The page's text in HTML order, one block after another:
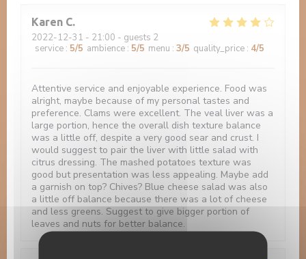
Karen C
2022-12-31 - 21:00 - guests 2
service : 5/5 ambience : 5/5 menu : 3/5 quality_price : 4/5
Attentive service and enjoyable experience. Food was
alright, maybe because of my personal tastes and
preference. Clams were excellent. The veal liver was a
large portion, hence the overall dish texture balance
was a little off, despite a very good sear and crust. I
would suggest to pair the liver with little salad with
citrus dressing. The mashed potatoes texture was
good but presentation was less appealing. Maybe add
a garnish on top? Chives? Blue cheese salad was also
a little off balance because there was a lot of cheese
and less greens. Suggest to give bigger portion of
leaves and nuts for better balance.